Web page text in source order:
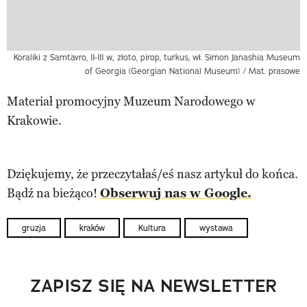
Koraliki z Samtavro, II-III w., złoto, pirop, turkus, wł. Simon Janashia Museum
of Georgia (Georgian National Museum) / Mat. prasowe
Materiał promocyjny Muzeum Narodowego w
Krakowie.
Dziękujemy, że przeczytałaś/eś nasz artykuł do końca.
Bądź na bieżąco! Obserwuj nas w Google.
gruzja kraków Kultura wystawa
ZAPISZ SIĘ NA NEWSLETTER